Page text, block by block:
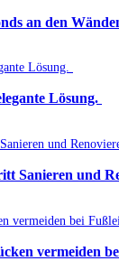
an den
Lösung.
Sanieren und
vermeiden